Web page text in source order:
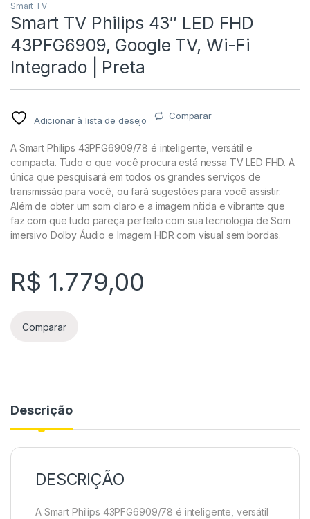
Smart TV
Smart TV Philips 43″ LED FHD
43PFG6909, Google TV, Wi-Fi
Integrado | Preta
Adicionar à lista de desejo Comparar
A Smart Philips 43PFG6909/78 é inteligente, versátil e
compacta. Tudo o que você procura está nessa TV LED FHD. A
única que pesquisará em todos os grandes serviços de
transmissão para você, ou fará sugestões para você assistir.
Além de obter um som claro e a imagem nítida e vibrante que
faz com que tudo pareça perfeito com sua tecnologia de Som
imersivo Dolby Áudio e Imagem HDR com visual sem bordas.
R$ 1.779,00
Comparar
Descrição
DESCRIÇÃO
A Smart Philips 43PFG6909/78 é inteligente, versátil